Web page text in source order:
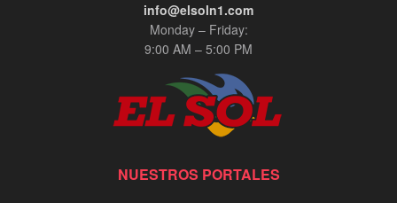
info@elsoln1.com
Monday – Friday:
9:00 AM – 5:00 PM
NUESTROS PORTALES